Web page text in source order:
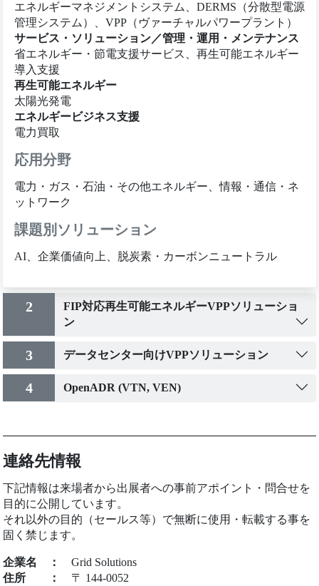
エネルギーマネジメントシステム、DERMS（分散型電源
管理システム）、VPP（ヴァーチャルパワープラント）
サービス・ソリューション／管理・運用・メンテナンス
省エネルギー・節電支援サービス、再生可能エネルギー
導入支援
再生可能エネルギー
太陽光発電
エネルギービジネス支援
電力買取
応用分野
電力・ガス・石油・その他エネルギー、情報・通信・ネ
ットワーク
課題別ソリューション
AI、企業価値向上、脱炭素・カーボンニュートラル
2
FIP対応再生可能エネルギーVPPソリューショ
ン
3 データセンター向けVPPソリューション
4 OpenADR (VTN, VEN)
連絡先情報
下記情報は来場者から出展者への事前アポイント・問合せを
目的に公開しています。
それ以外の目的（セールス等）で無断に使用・転載する事を
固く禁じます。
企業名 ： Grid Solutions
住所
： 〒 144-0052